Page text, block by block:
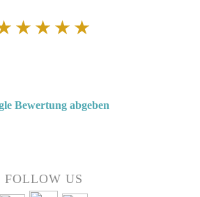
Bewertung abgeben
FOLLOW US